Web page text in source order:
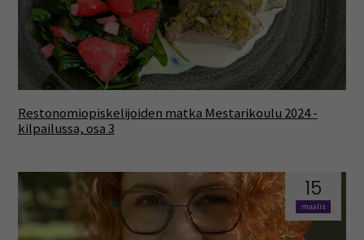
Restonomiopiskelijoiden matka Mestarikoulu 2024 -
kilpailussa, osa 3
15
maalis